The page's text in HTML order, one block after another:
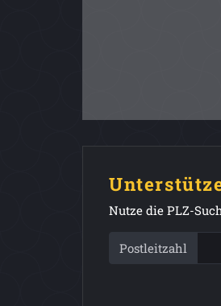
Nutze die PLZ-
Postleitzahl